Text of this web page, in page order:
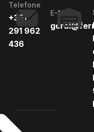
Telefone
+351
291 962
436
E-Mail